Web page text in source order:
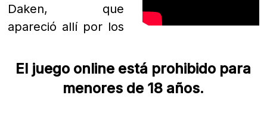
Daken, que
apareció allí por los
El juego online está prohibido para
menores de 18 años.